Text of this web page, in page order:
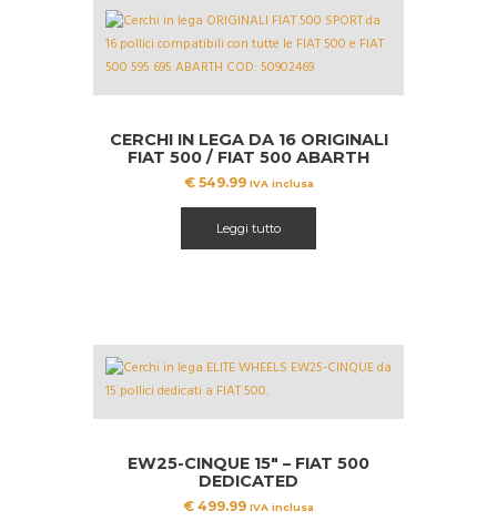
CERCHI IN LEGA DA 16 ORIGINALI
FIAT 500 / FIAT 500 ABARTH
€549.99 IVA inclusa
Leggi tutto
EW25-CINQUE 15″ – FIAT 500
DEDICATED
€ 499.99 IVA inclusa